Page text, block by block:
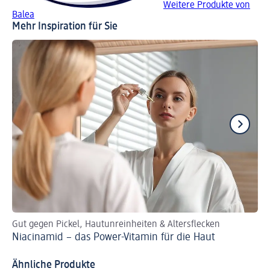
Weitere Produkte von
Balea
Mehr Inspiration für Sie
Gut gegen Pickel, Hautunreinheiten & Altersflecken
Niacinamid − das Power-Vitamin für die Haut
Ähnliche Produkte